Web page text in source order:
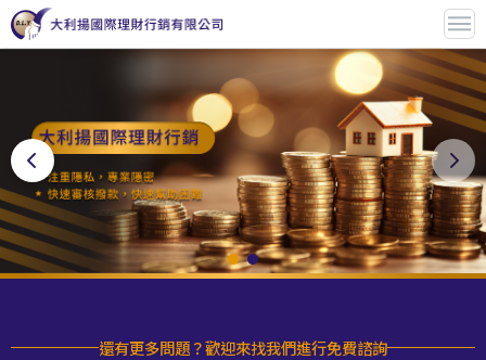
還有更多問題？歡迎來找我們進行免費諮詢